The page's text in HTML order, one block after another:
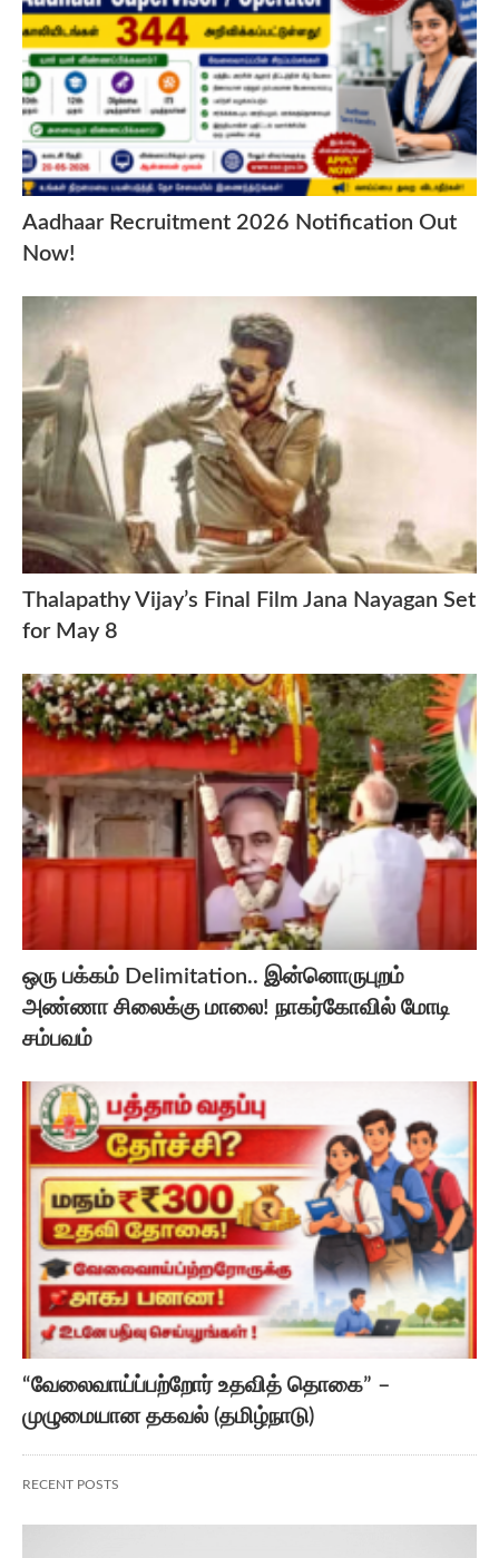
Aadhaar Recruitment 2026 Notification Out
Now!
Thalapathy Vijay’s Final Film Jana Nayagan Set
for May 8
ஒரு பக்கம் Delimitation.. இன்னொருபுறம்
அண்ணா சிலைக்கு மாலை! நாகர்கோவில் மோடி
சம்பவம்
“வேலைவாய்ப்பற்றோர் உதவித் தொகை” –
முழுமையான தகவல் (தமிழ்நாடு)
RECENT POSTS